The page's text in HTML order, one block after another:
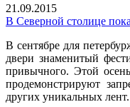
21.09.2015
В Северной столице
В сентябре для
двери знаменитый
привычного. Этой
продемонстрируют
других уникальных лент.